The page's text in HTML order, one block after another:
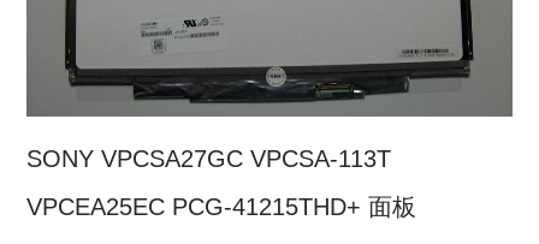
SONY VPCSA27GC VPCSA-113T
VPCEA25EC PCG-41215THD+ 面板